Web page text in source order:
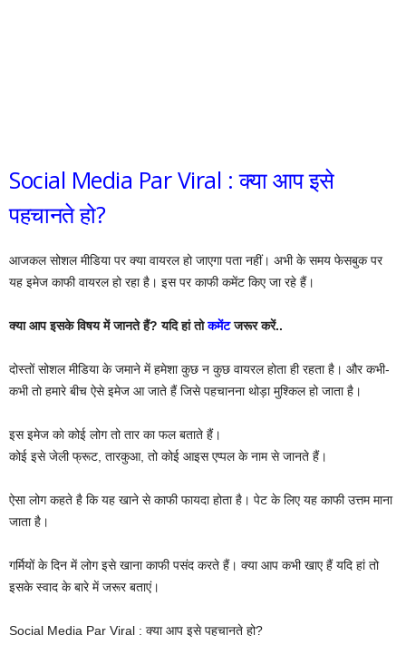
Social Media Par Viral : क्या आप इसे
पहचानते हो?
आजकल सोशल मीडिया पर क्या वायरल हो जाएगा पता नहीं। अभी के समय फेसबुक पर
यह इमेज काफी वायरल हो रहा है। इस पर काफी कमेंट किए जा रहे हैं।
क्या आप इसके विषय में जानते हैं? यदि हां तोकमेंटजरूर करें..
दोस्तों सोशल मीडिया के जमाने में हमेशा कुछ न कुछ वायरल होता ही रहता है। और कभी-
कभी तो हमारे बीच ऐसे इमेज आ जाते हैं जिसे पहचानना थोड़ा मुश्किल हो जाता है।
इस इमेज को कोई लोग तो तार का फल बताते हैं।
कोई इसे जेली फ्रूट, तारकुआ, तो कोई आइस एप्पल के नाम से जानते हैं।
ऐसा लोग कहते है कि यह खाने से काफी फायदा होता है। पेट के लिए यह काफी उत्तम माना
जाता है।
गर्मियों के दिन में लोग इसे खाना काफी पसंद करते हैं। क्या आप कभी खाए हैं यदि हां तो
इसके स्वाद के बारे में जरूर बताएं।
Social Media Par Viral : क्या आप इसे पहचानते हो?